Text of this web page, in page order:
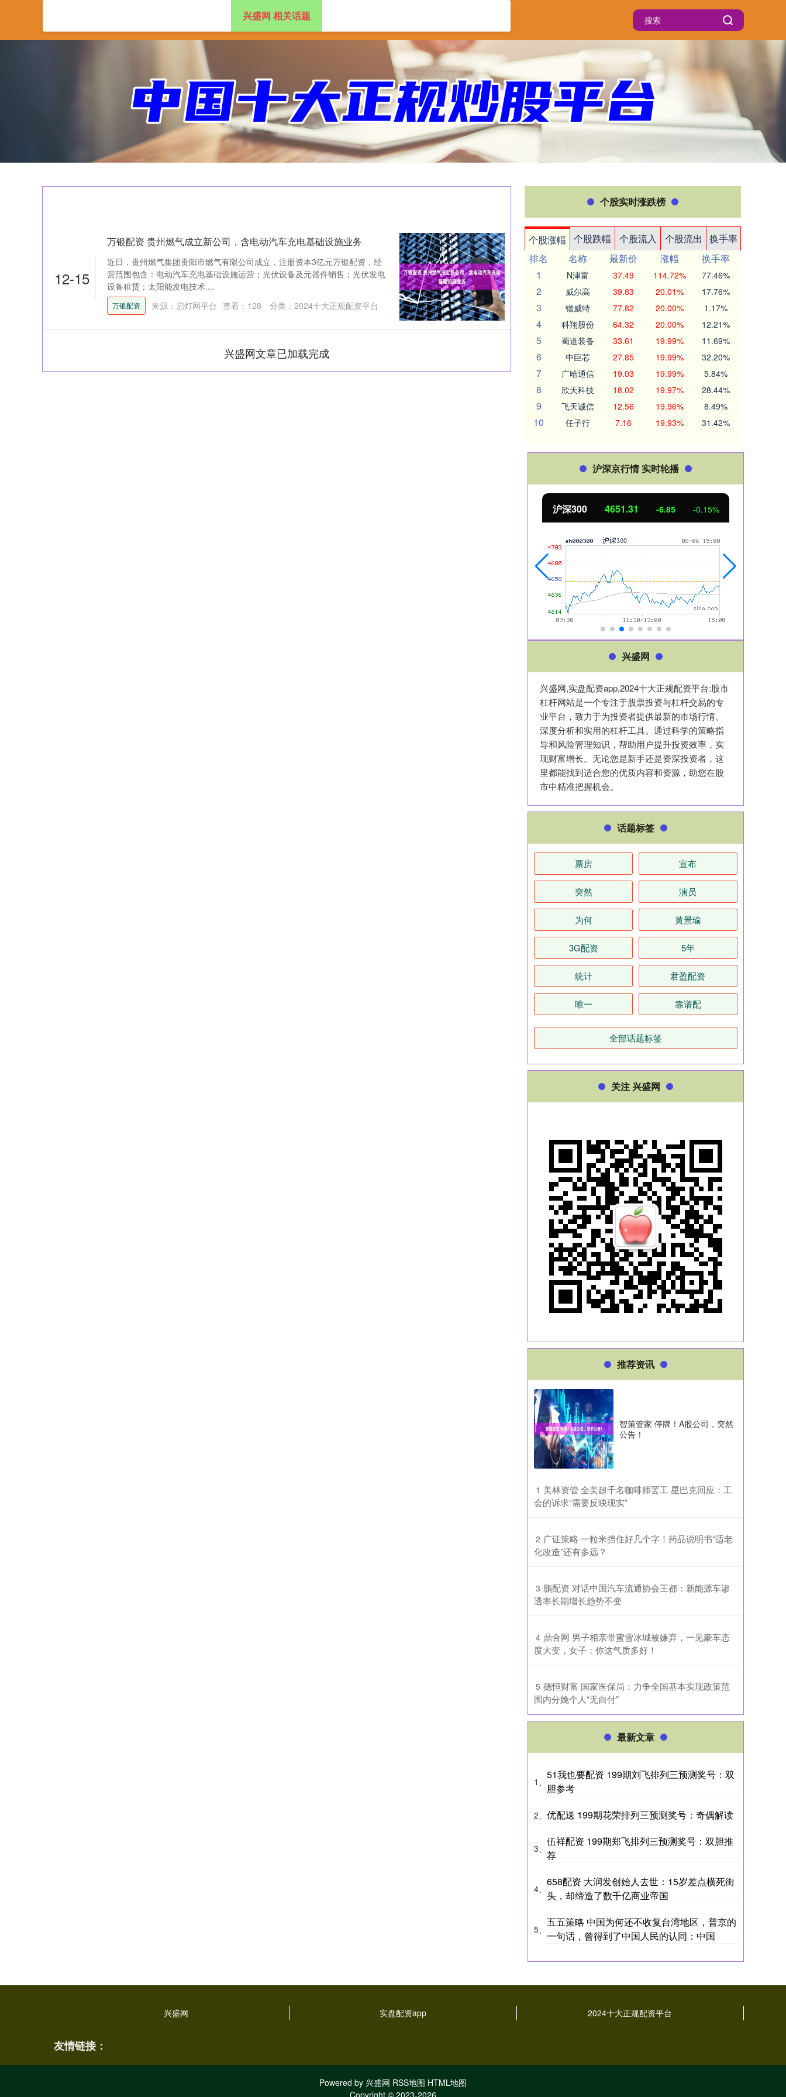
兴盛网 实盘配资app 2024十大正规配资平台
兴盛网 相关话题
12-15
万银配资 贵州燃气成立新公司，含电动汽车充电基础设施业务
近日，贵州燃气集团贵阳市燃气有限公司成立，注册资本3亿元万银配资，经
营范围包含：电动汽车充电基础设施运营；光伏设备及元器件销售；光伏发电
设备租赁；太阳能发电技术....
万银配资 来源：启灯网平台 查看： 128 分类： 2024十大正规配资平台
兴盛网文章已加载完成
个股实时涨跌榜
个股涨幅 个股跌幅 个股流入 个股流出
换手率
排名
名称 最新价 涨幅
换手率
1
N津富 37.49 114.72% 77.46%
2 威尔高 39.83 20.01% 17.76%
3 锴威特 77.82 20.00% 1.17%
4 科翔股份 64.32 20.00% 12.21%
5 蜀道装备 33.61 19.99% 11.69%
6 中巨芯 27.85 19.99% 32.20%
7 广哈通信 19.03 19.99% 5.84%
8 欣天科技 18.02 19.97% 28.44%
9 飞天诚信 12.56 19.96% 8.49%
10 任子行 7.16 19.93% 31.42%
沪深京行情 实时轮播
沪深300 4651.31 -6.85 -0.15%
兴盛网
兴盛网,实盘配资app,2024十大正规配资平台:股市
杠杆网站是一个专注于股票投资与杠杆交易的专
业平台，致力于为投资者提供最新的市场行情、
深度分析和实用的杠杆工具。通过科学的策略指
导和风险管理知识，帮助用户提升投资效率，实
现财富增长。无论您是新手还是资深投资者，这
里都能找到适合您的优质内容和资源，助您在股
市中精准把握机会。
话题标签
票房 宣布
突然 演员
为何 黄景瑜
3G配资 5年
统计 君盈配资
唯一 靠谱配
全部话题标签
关注 兴盛网
推荐资讯
智策管家 停牌！A股公司，突然
公告！
1 ​美林资管 全美超千名咖啡师罢工 星巴克回应：工
会的诉求“需要反映现实”
2 ​广证策略 一粒米挡住好几个字！药品说明书“适老
化改造”还有多远？
3 ​鹏配资 对话中国汽车流通协会王都：新能源车渗
透率长期增长趋势不变
4 ​鼎合网 男子相亲带蜜雪冰城被嫌弃，一见豪车态
度大变，女子：你这气质多好！
5 ​德恒财富 国家医保局：力争全国基本实现政策范
围内分娩个人“无自付”
最新文章
1、
51我也要配资 199期刘飞排列三预测奖号：双
胆参考
2、 优配送 199期花荣排列三预测奖号：奇偶解读
3、
伍祥配资 199期郑飞排列三预测奖号：双胆推
荐
4、
658配资 大润发创始人去世：15岁差点横死街
头，却缔造了数千亿商业帝国
5、
五五策略 中国为何还不收复台湾地区，普京的
一句话，曾得到了中国人民的认同：中国
兴盛网 实盘配资app 2024十大正规配资平台
友情链接：
Powered by 兴盛网 RSS地图 HTML地图
Copyright © 2023-2026